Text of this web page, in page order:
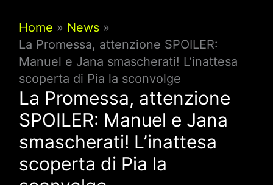
Home
News
La Promessa, attenzione SPOILER:
Manuel e Jana smascherati! L’inattesa
scoperta di Pia la sconvolge
La Promessa, attenzione
SPOILER: Manuel e Jana
smascherati! L’inattesa
scoperta di Pia la